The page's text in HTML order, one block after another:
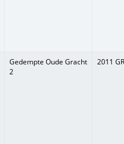
Gedempte Oude Gracht
2
2011 GR